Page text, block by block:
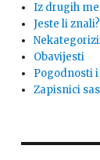
Iz drugih
Jeste li znali?
Obavijesti
Pogodnosti
Zapisnici